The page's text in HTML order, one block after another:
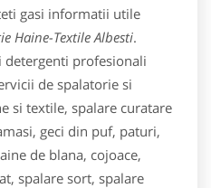
gasi informatii utile
Haine-Textile Albesti.
profesionali
de spalatorie si
si textile, spalare curatare
geci din puf, paturi,
de blana, cojoace,
spalare sort, spalare